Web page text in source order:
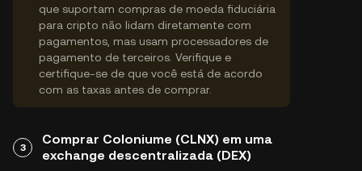
que suportam compras de moeda fiduciária
para cripto não lidam diretamente com
pagamentos, mas usam processadores de
pagamento de terceiros. Verifique e
certifique-se de que você está de acordo
com as taxas antes de comprar.
3
Comprar Coloniume (CLNX) em uma
exchange descentralizada (DEX)